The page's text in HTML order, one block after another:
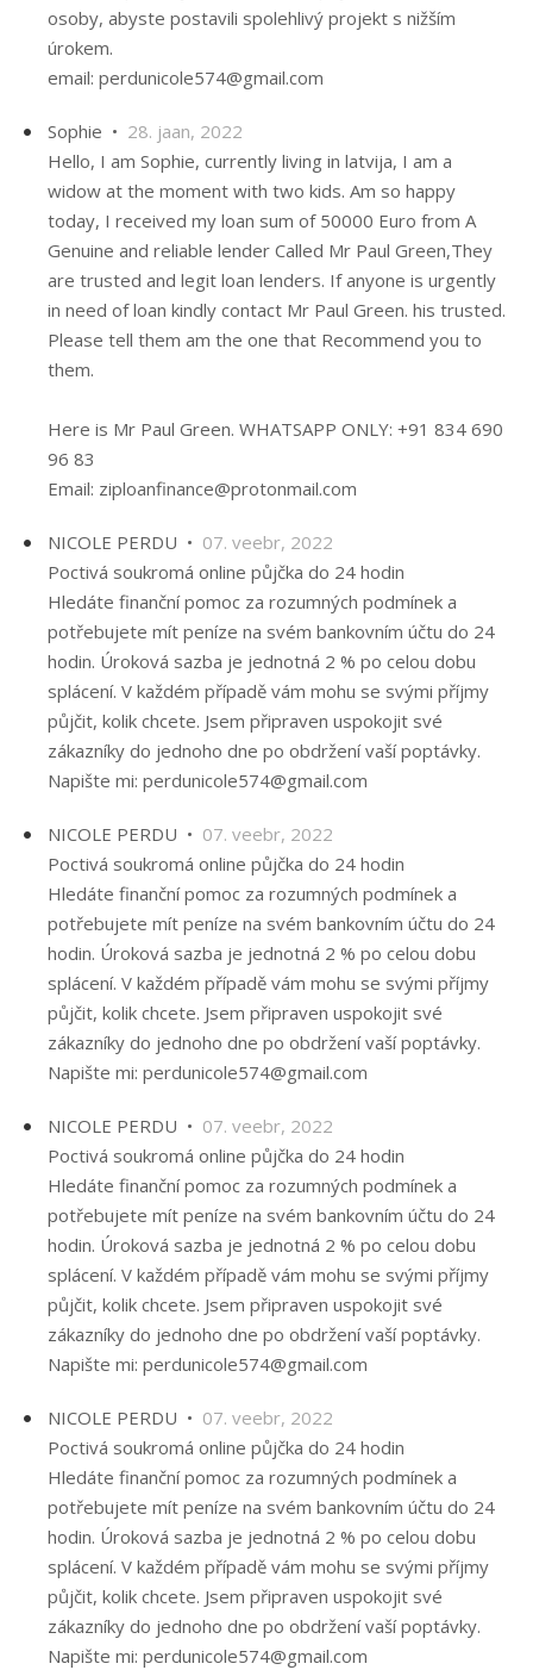
osoby, abyste postavili spolehlivý projekt s nižším
úrokem.
email: perdunicole574@gmail.com
Sophie • 28. jaan, 2022
Hello, I am Sophie, currently living in latvija, I am a
widow at the moment with two kids. Am so happy
today, I received my loan sum of 50000 Euro from A
Genuine and reliable lender Called Mr Paul Green,They
are trusted and legit loan lenders. If anyone is urgently
in need of loan kindly contact Mr Paul Green. his trusted.
Please tell them am the one that Recommend you to
them.
Here is Mr Paul Green. WHATSAPP ONLY: +91 834 690
96 83
Email: ziploanfinance@protonmail.com
NICOLE PERDU • 07. veebr, 2022
Poctivá soukromá online půjčka do 24 hodin
Hledáte finanční pomoc za rozumných podmínek a
potřebujete mít peníze na svém bankovním účtu do 24
hodin. Úroková sazba je jednotná 2 % po celou dobu
splácení. V každém případě vám mohu se svými příjmy
půjčit, kolik chcete. Jsem připraven uspokojit své
zákazníky do jednoho dne po obdržení vaší poptávky.
Napište mi: perdunicole574@gmail.com
NICOLE PERDU • 07. veebr, 2022
Poctivá soukromá online půjčka do 24 hodin
Hledáte finanční pomoc za rozumných podmínek a
potřebujete mít peníze na svém bankovním účtu do 24
hodin. Úroková sazba je jednotná 2 % po celou dobu
splácení. V každém případě vám mohu se svými příjmy
půjčit, kolik chcete. Jsem připraven uspokojit své
zákazníky do jednoho dne po obdržení vaší poptávky.
Napište mi: perdunicole574@gmail.com
NICOLE PERDU • 07. veebr, 2022
Poctivá soukromá online půjčka do 24 hodin
Hledáte finanční pomoc za rozumných podmínek a
potřebujete mít peníze na svém bankovním účtu do 24
hodin. Úroková sazba je jednotná 2 % po celou dobu
splácení. V každém případě vám mohu se svými příjmy
půjčit, kolik chcete. Jsem připraven uspokojit své
zákazníky do jednoho dne po obdržení vaší poptávky.
Napište mi: perdunicole574@gmail.com
NICOLE PERDU • 07. veebr, 2022
Poctivá soukromá online půjčka do 24 hodin
Hledáte finanční pomoc za rozumných podmínek a
potřebujete mít peníze na svém bankovním účtu do 24
hodin. Úroková sazba je jednotná 2 % po celou dobu
splácení. V každém případě vám mohu se svými příjmy
půjčit, kolik chcete. Jsem připraven uspokojit své
zákazníky do jednoho dne po obdržení vaší poptávky.
Napište mi: perdunicole574@gmail.com